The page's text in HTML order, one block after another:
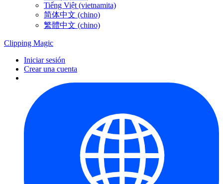
Tiếng Việt (vietnamita)
简体中文 (chino)
繁體中文 (chino)
Clipping Magic
Iniciar sesión
Crear una cuenta